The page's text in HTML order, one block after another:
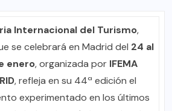
Internacional del Turismo,
se celebrará en Madrid del 24 al
enero, organizada por IFEMA
, refleja en su 44ª edición el
experimentado en los últimos